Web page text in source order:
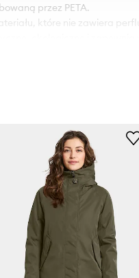
przez PETA.
które nie zawiera
marki YKK® są
dodatkowe ciepło i osłonę,
wyposażony w
zatrzask.
kieszenie boczne.